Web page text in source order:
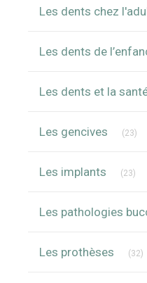
Les dents chez
Les dents de
Les dents et la
Les gencives (23)
Les implants (23)
Les pathologies
Les prothèses (32)